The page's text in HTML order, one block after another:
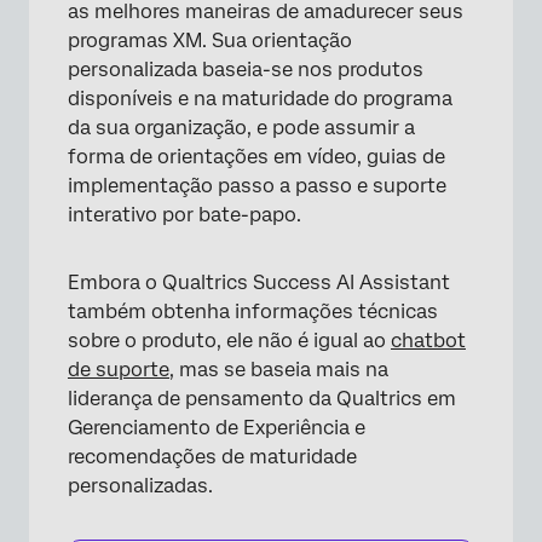
as melhores maneiras de amadurecer seus
programas XM. Sua orientação
personalizada baseia-se nos produtos
disponíveis e na maturidade do programa
da sua organização, e pode assumir a
forma de orientações em vídeo, guias de
implementação passo a passo e suporte
interativo por bate-papo.
Embora o Qualtrics Success AI Assistant
também obtenha informações técnicas
sobre o produto, ele não é igual ao chatbot
de suporte, mas se baseia mais na
liderança de pensamento da Qualtrics em
Gerenciamento de Experiência e
recomendações de maturidade
personalizadas.